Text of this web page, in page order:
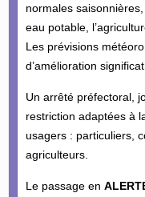
normales
eau potable,
Les prévisions
d’amélioration
Un arrêté préfectoral,
restriction adaptées à
usagers : particuliers,
agriculteurs.
Le passage en